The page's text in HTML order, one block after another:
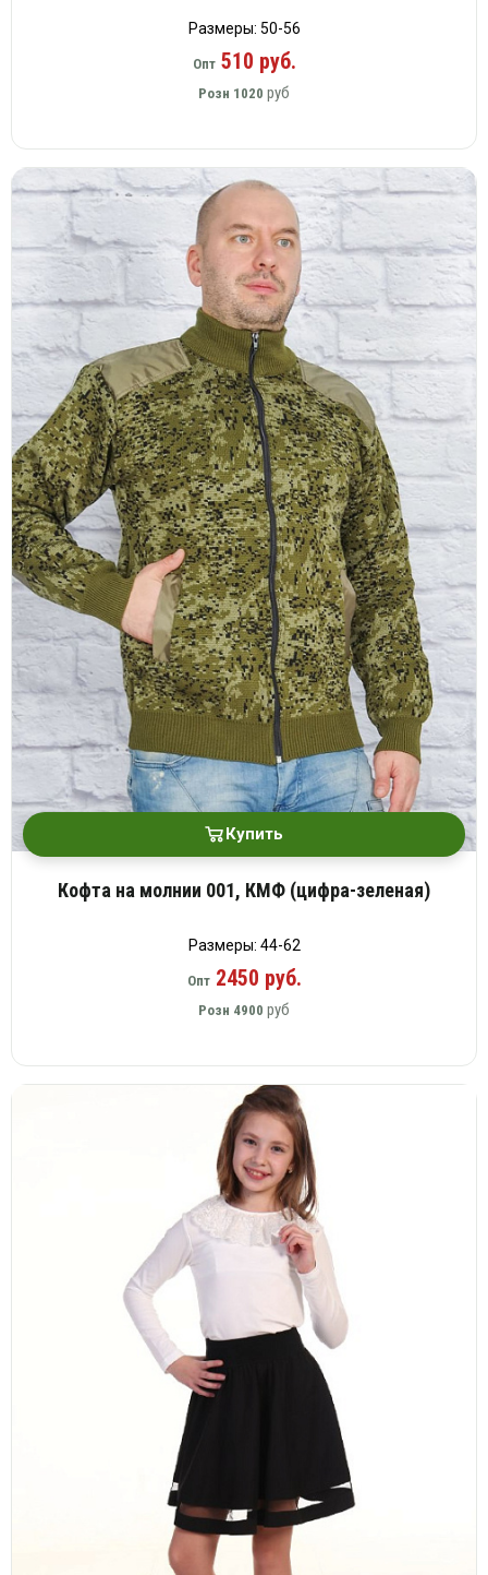
Размеры: 50-56
Опт510 руб.
Розн 1020 руб
Купить
Кофта на молнии 001, КМФ (цифра-зеленая)
Размеры: 44-62
Опт2450 руб.
Розн 4900 руб